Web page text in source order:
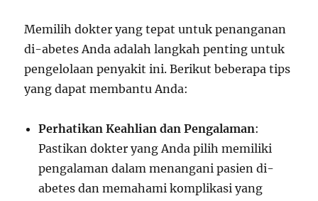
Memilih dokter yang tepat untuk penanganan
di-abetes Anda adalah langkah penting untuk
pengelolaan penyakit ini. Berikut beberapa tips
yang dapat membantu Anda:
Perhatikan Keahlian dan Pengalaman:
Pastikan dokter yang Anda pilih memiliki
pengalaman dalam menangani pasien di-
abetes dan memahami komplikasi yang